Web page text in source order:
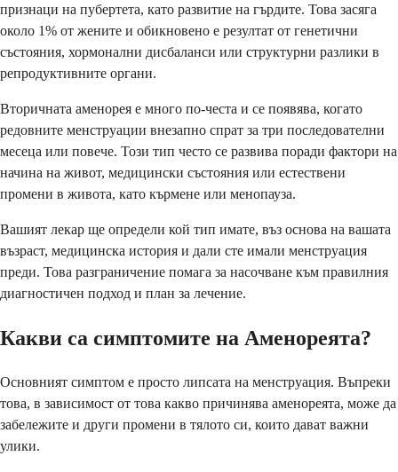
признаци на пубертета, като развитие на гърдите. Това засяга
около 1% от жените и обикновено е резултат от генетични
състояния, хормонални дисбаланси или структурни разлики в
репродуктивните органи.
Вторичната аменорея е много по-честа и се появява, когато
редовните менструации внезапно спрат за три последователни
месеца или повече. Този тип често се развива поради фактори на
начина на живот, медицински състояния или естествени
промени в живота, като кърмене или менопауза.
Вашият лекар ще определи кой тип имате, въз основа на вашата
възраст, медицинска история и дали сте имали менструация
преди. Това разграничение помага за насочване към правилния
диагностичен подход и план за лечение.
Какви са симптомите на Аменореята?
Основният симптом е просто липсата на менструация. Въпреки
това, в зависимост от това какво причинява аменореята, може да
забележите и други промени в тялото си, които дават важни
улики.